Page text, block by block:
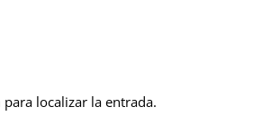
localizar la entrada.